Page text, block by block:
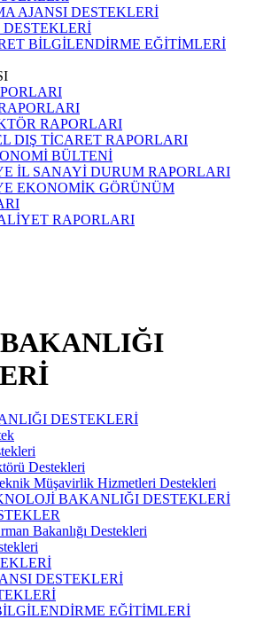
AJANSI DESTEKLERİ
BİLGİLENDİRME EĞİTİMLERİ
RAPORLARI
DIŞ TİCARET RAPORLARI
BÜLTENİ
İL SANAYİ DURUM RAPORLARI
EKONOMİK GÖRÜNÜM
RAPORLARI
DESTEKLERİ
Destekleri
Müşavirlik Hizmetleri Destekleri
BAKANLIĞI DESTEKLERİ
Bakanlığı Destekleri
DESTEKLERİ
EĞİTİMLERİ